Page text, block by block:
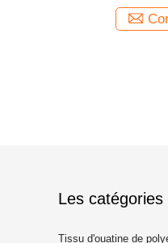
Les catégories
Tissu d'ouatine de